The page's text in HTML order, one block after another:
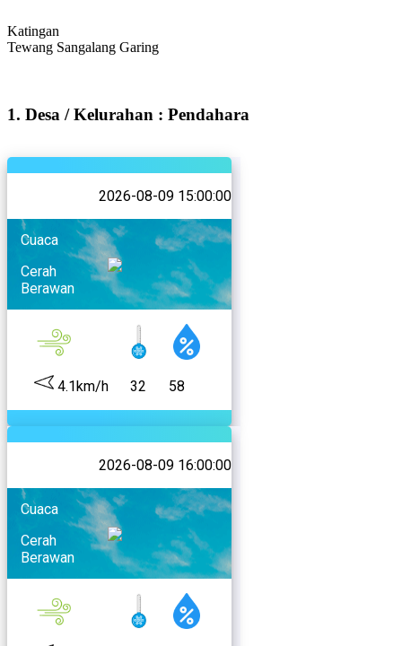
Katingan
Tewang Sangalang Garing
1. Desa / Kelurahan : Pendahara
2026-08-09 15:00:00
Cuaca
Cerah
Berawan
4.1km/h 32 58
2026-08-09 16:00:00
Cuaca
Cerah
Berawan